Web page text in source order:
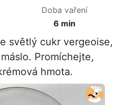
Doba vaření
6 min
světlý cukr vergeoise,
Promíchejte,
hmota.